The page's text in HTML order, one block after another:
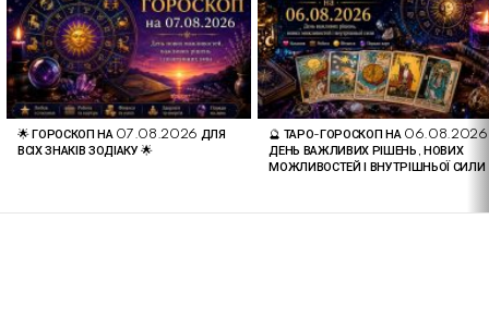
СТАТТІ
🌟 ГОРОСКОП НА 07.08.2026 ДЛЯ
ВСІХ ЗНАКІВ ЗОДІАКУ 🌟
🔮 ТАРО-ГОРОСКОП НА
ДЕНЬ ВАЖЛИВИХ РІШЕНЬ, НОВИХ
МОЖЛИВОСТЕЙ І ВНУТРІШНЬОЇ СИЛИ